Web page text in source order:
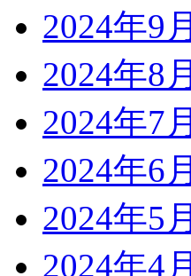
2024年9月
2024年8月
2024年7月
2024年6月
2024年5月
2024年4月